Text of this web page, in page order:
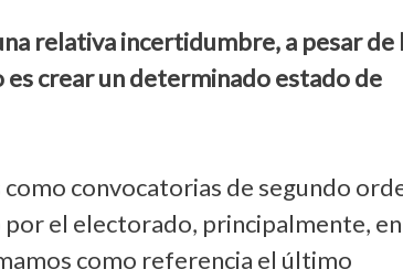
relativa incertidumbre, a pesar de
es crear un determinado estado de
como convocatorias de segundo
el electorado, principalmente, en
como referencia el último